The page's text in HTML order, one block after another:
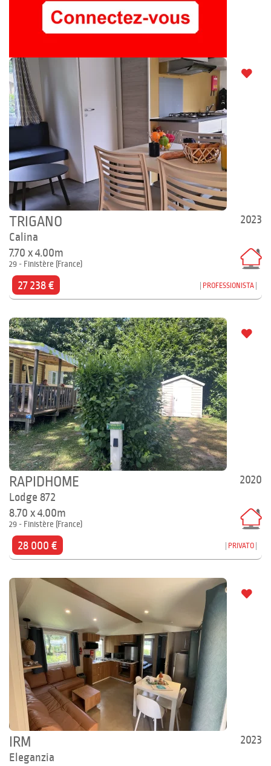
2023
TRIGANO
Calina
7.70 x 4.00m
29 - Finistère (France)
27 238 € PROFESSIONISTA
2020
RAPIDHOME
Lodge 872
8.70 x 4.00m
29 - Finistère (France)
28 000 € PRIVATO
2023
IRM
Eleganzia